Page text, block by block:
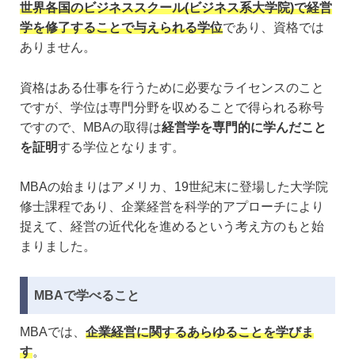
世界各国のビジネススクール(ビジネス系大学院)で経営
学を修了することで与えられる学位であり、資格では
ありません。
資格はある仕事を行うために必要なライセンスのこと
ですが、学位は専門分野を収めることで得られる称号
ですので、MBAの取得は経営学を専門的に学んだこと
を証明する学位となります。
MBAの始まりはアメリカ、19世紀末に登場した大学院
修士課程であり、企業経営を科学的アプローチにより
捉えて、経営の近代化を進めるという考え方のもと始
まりました。
MBAで学べること
MBAでは、 企業経営に関するあらゆることを学びま
す。